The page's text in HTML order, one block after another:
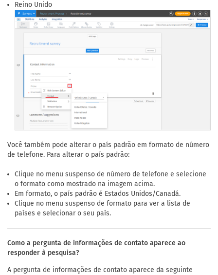
Reino Unido
Você também pode alterar o país padrão em formato de número
de telefone. Para alterar o país padrão:
Clique no menu suspenso de número de telefone e selecione
o formato como mostrado na imagem acima.
Em formato, o país padrão é Estados Unidos/Canadá.
Clique no menu suspenso de formato para ver a lista de
países e selecionar o seu país.
Como a pergunta de informações de contato aparece ao
responder à pesquisa?
A pergunta de informações de contato aparece da seguinte